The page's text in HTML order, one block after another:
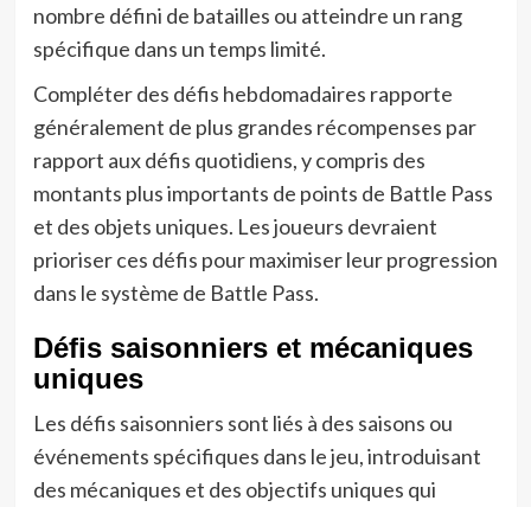
nombre défini de batailles ou atteindre un rang
spécifique dans un temps limité.
Compléter des défis hebdomadaires rapporte
généralement de plus grandes récompenses par
rapport aux défis quotidiens, y compris des
montants plus importants de points de Battle Pass
et des objets uniques. Les joueurs devraient
prioriser ces défis pour maximiser leur progression
dans le système de Battle Pass.
Défis saisonniers et mécaniques
uniques
Les défis saisonniers sont liés à des saisons ou
événements spécifiques dans le jeu, introduisant
des mécaniques et des objectifs uniques qui